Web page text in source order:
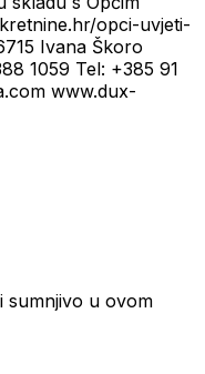
opci-uvjeti-
Ivana Škoro
1059 Tel: +385 91
www.dux-
sumnjivo u ovom